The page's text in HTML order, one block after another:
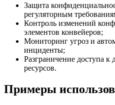
Защита
регуляторным
Контроль изменений
элементов конвейеров;
Мониторинг угроз и
инциденты;
Разграничение доступа
ресурсов.
Примеры